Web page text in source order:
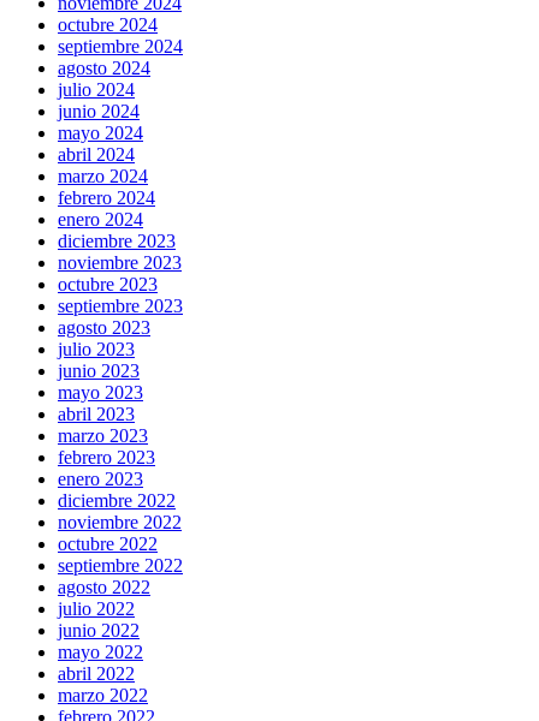
octubre 2024
septiembre 2024
agosto 2024
julio 2024
junio 2024
mayo 2024
abril 2024
marzo 2024
febrero 2024
enero 2024
diciembre 2023
noviembre 2023
octubre 2023
septiembre 2023
agosto 2023
julio 2023
junio 2023
mayo 2023
abril 2023
marzo 2023
febrero 2023
enero 2023
diciembre 2022
noviembre 2022
octubre 2022
septiembre 2022
agosto 2022
julio 2022
junio 2022
mayo 2022
abril 2022
marzo 2022
febrero 2022